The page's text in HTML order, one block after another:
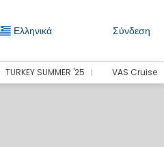
Ελληνικά Σύνδεση
TURKEY SUMMER '25 VAS Cruise